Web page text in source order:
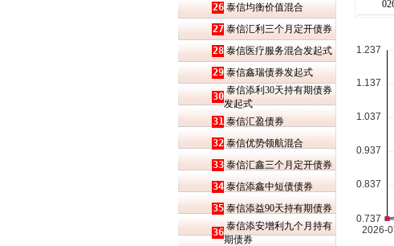
26 泰信均衡价值混合
27 泰信汇利三个月定开债券
28 泰信医疗服务混合发起式
29 泰信鑫瑞债券发起式
30
泰信添利30天持有期债券
发起式
31 泰信汇盈债券
32 泰信优势领航混合
33 泰信汇鑫三个月定开债券
34 泰信添鑫中短债债券
35 泰信添益90天持有期债券
36
泰信添安增利九个月持有
期债券